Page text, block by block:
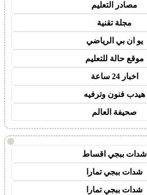
مصادر التعليم
مجلة تقنية
يو ان بي الرياضي
موقع حالة للتعليم
اخبار 24 ساعة
هيدب فنون وترفيه
صحيفة العالم
!
شدات ببجي اقساط
شدات ببجي تمارا
شدات ببجي تمارا